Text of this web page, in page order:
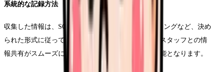
系統的な記録方法
収集した情報は、SOAP形式やフォーカスチャーティングなど、決め
られた形式に従って記録します。これにより、他のスタッフとの情
報共有がスムーズになり、継続的なケアの提供が可能となります。